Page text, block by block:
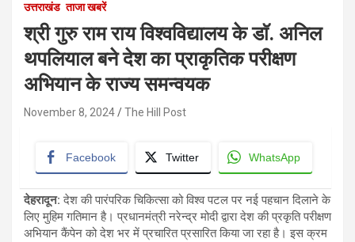
उत्तराखंड ताजा खबरें
श्री गुरु राम राय विश्वविद्यालय के डाॅ. अनिल
थपलियाल बने देश का प्राकृतिक परीक्षण
अभियान के राज्य समन्वयक
November 8, 2024 The Hill Post
Facebook Twitter WhatsApp
देहरादून: देश की पारंपरिक चिकित्सा को विश्व पटल पर नई पहचान दिलाने के
लिए मुहिम गतिमान है। प्रधानमंत्री नरेन्द्र मोदी द्वारा देश की प्रकृति परीक्षण
अभियान कैंपेन को देश भर में प्रचारित प्रसारित किया जा रहा है। इस क्रम